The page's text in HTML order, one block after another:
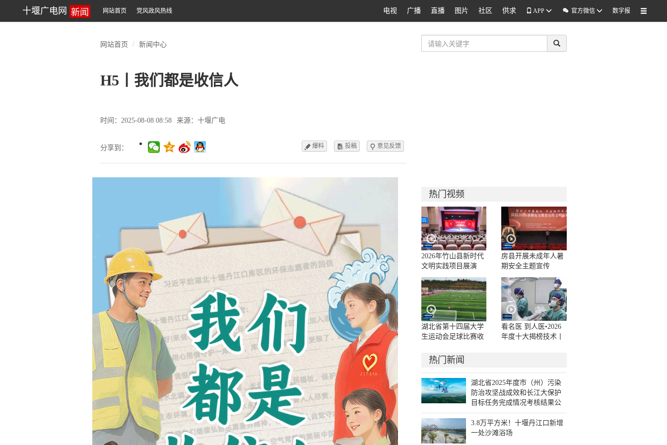
十堰广电网 新闻 网站首页 党风政风热线 电视 广播 直播 图片 社区 供求 APP  官方微信 数字报
网站首页 新闻中心
H5丨我们都是收信人
时间：2025-08-08 08:58 来源：十堰广电
分享到： 爆料  投稿  意见反馈
热门视频
2026年竹山县新时代
文明实践项目展演
（决赛）举行
房县开展未成年人暑
期安全主题宣传
湖北省第十四届大学
生运动会足球比赛收
看名医 到人医•2026
年度十大揭榜技术丨
热门新闻
湖北省2025年度市（州）污染
防治攻坚战成效和长江大保护
目标任务完成情况考核结果公
布 十堰考核成绩居全省第一
3.8万平方米！十堰丹江口新增
一处沙滩浴场